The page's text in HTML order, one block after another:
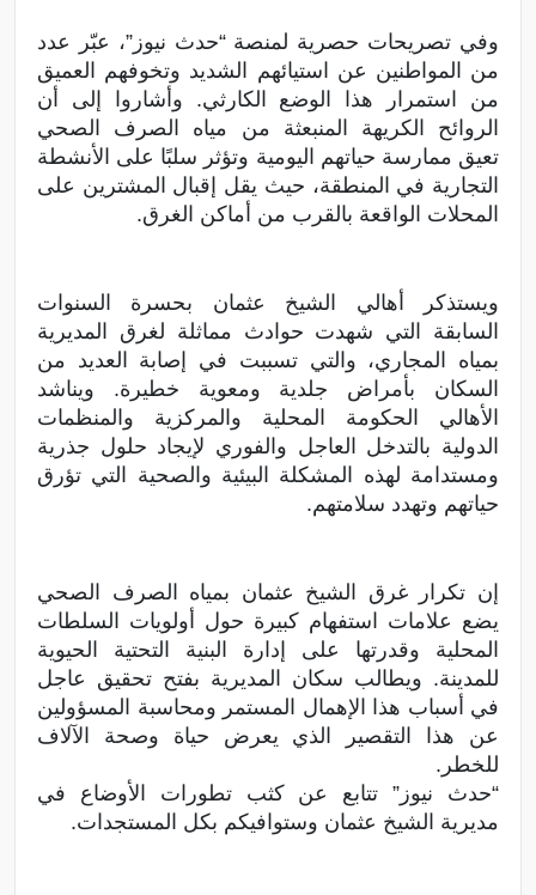
وفي تصريحات حصرية لمنصة “حدث نيوز”، عبّر عدد
من المواطنين عن استيائهم الشديد وتخوفهم العميق
من استمرار هذا الوضع الكارثي. وأشاروا إلى أن
الروائح الكريهة المنبعثة من مياه الصرف الصحي
تعيق ممارسة حياتهم اليومية وتؤثر سلبًا على الأنشطة
التجارية في المنطقة، حيث يقل إقبال المشترين على
المحلات الواقعة بالقرب من أماكن الغرق.
ويستذكر أهالي الشيخ عثمان بحسرة السنوات
السابقة التي شهدت حوادث مماثلة لغرق المديرية
بمياه المجاري، والتي تسببت في إصابة العديد من
السكان بأمراض جلدية ومعوية خطيرة. ويناشد
الأهالي الحكومة المحلية والمركزية والمنظمات
الدولية بالتدخل العاجل والفوري لإيجاد حلول جذرية
ومستدامة لهذه المشكلة البيئية والصحية التي تؤرق
حياتهم وتهدد سلامتهم.
إن تكرار غرق الشيخ عثمان بمياه الصرف الصحي
يضع علامات استفهام كبيرة حول أولويات السلطات
المحلية وقدرتها على إدارة البنية التحتية الحيوية
للمدينة. ويطالب سكان المديرية بفتح تحقيق عاجل
في أسباب هذا الإهمال المستمر ومحاسبة المسؤولين
عن هذا التقصير الذي يعرض حياة وصحة الآلاف
للخطر.
“حدث نيوز” تتابع عن كثب تطورات الأوضاع في
مديرية الشيخ عثمان وستوافيكم بكل المستجدات.